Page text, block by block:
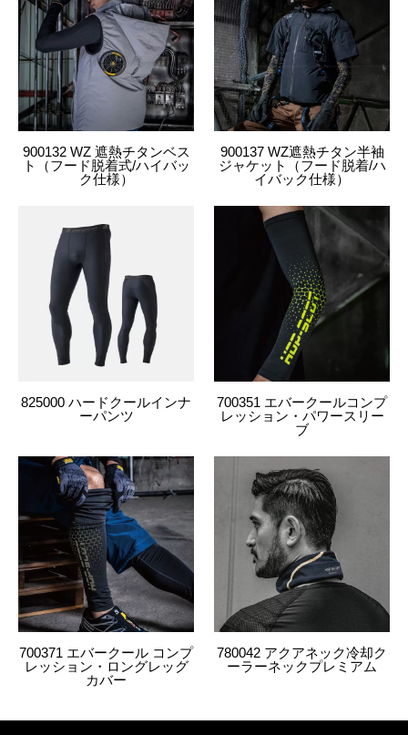
900132 WZ 遮熱チタンベス
ト（フード脱着式/ハイバッ
ク仕様）
900137 WZ遮熱チタン半袖
ジャケット（フード脱着/ハ
イバック仕様）
825000 ハードクールインナ
ーパンツ
700351 エバークールコンプ
レッション・パワースリー
ブ
700371 エバークール コンプ
レッション・ロングレッグ
カバー
780042 アクアネック冷却ク
ーラーネックプレミアム